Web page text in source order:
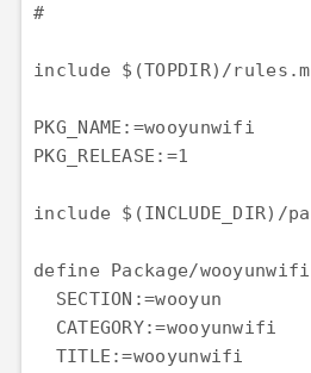
#
include $(TOPDIR)/
PKG_NAME:=wooyunwifi
PKG_RELEASE:=1
include $(INCLUDE_DIR)/
define Package/wooyunwifi
  SECTION:=wooyun
  CATEGORY:=wooyunwifi
  TITLE:=wooyunwifi